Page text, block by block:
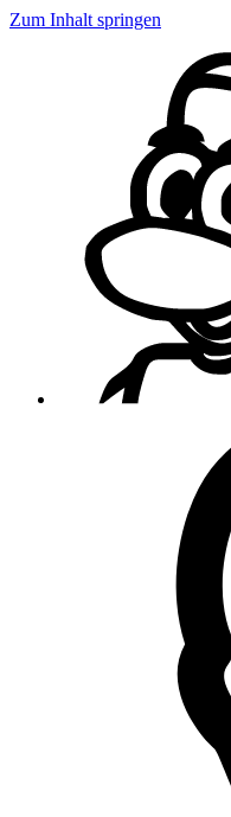
Zum Inhalt springen